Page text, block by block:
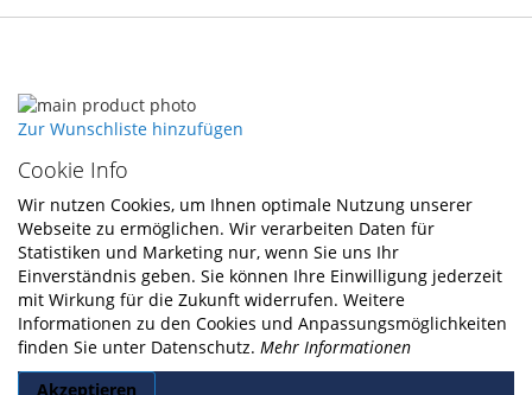
Cookie Info
Wir nutzen Cookies, um Ihnen optimale Nutzung unserer
Webseite zu ermöglichen. Wir verarbeiten Daten für
Statistiken und Marketing nur, wenn Sie uns Ihr
Einverständnis geben. Sie können Ihre Einwilligung jederzeit
mit Wirkung für die Zukunft widerrufen. Weitere
Informationen zu den Cookies und Anpassungsmöglichkeiten
finden Sie unter Datenschutz. Mehr Informationen
Akzeptieren
Skip
to
end
of
the
images
gallery
Skip
the
beginning
of
the
images
gallery
Zur Wunschliste hinzufügen